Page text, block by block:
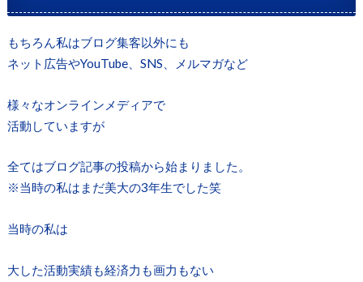
もちろん私はブログ集客以外にも
ネット広告やYouTube、SNS、メルマガなど
様々なオンラインメディアで
活動していますが
全てはブログ記事の投稿から始まりました。
※当時の私はまだ美大の3年生でした笑
当時の私は
大した活動実績も経済力も画力もない